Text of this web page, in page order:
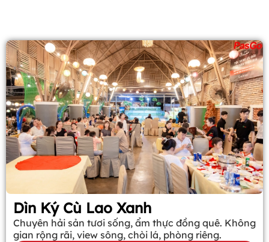
Dìn Ký Cù Lao Xanh
Chuyên hải sản tươi sống, ẩm thực đồng quê. Không
gian rộng rãi, view sông, chòi lá, phòng riêng.